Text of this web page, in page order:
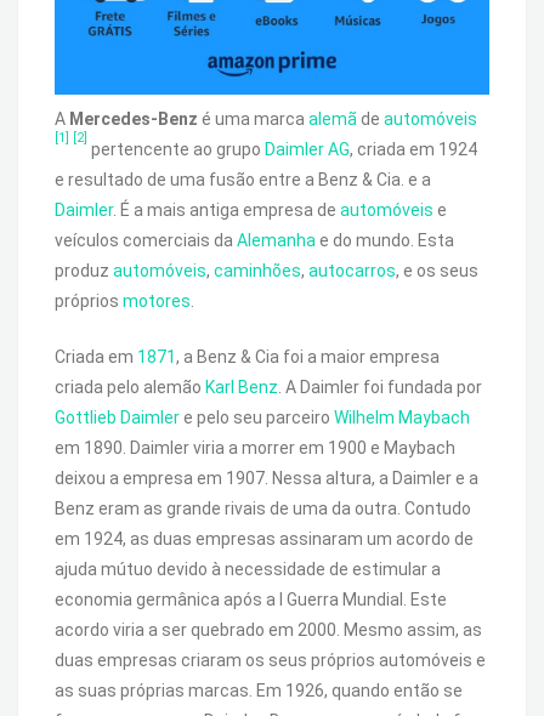
A Mercedes-Benz é uma marca alemã de automóveis
[1] [2]
pertencente ao grupo Daimler AG, criada em 1924
e resultado de uma fusão entre a Benz & Cia. e a
Daimler. É a mais antiga empresa de automóveis e
veículos comerciais da Alemanha e do mundo. Esta
produz automóveis, caminhões, autocarros, e os seus
próprios motores
Criada em 1871, a Benz & Cia foi a maior empresa
criada pelo alemão Karl Benz . A Daimler foi fundada por
Gottlieb Daimlere pelo seu parceiro Wilhelm Maybach
em 1890. Daimler viria a morrer em 1900 e Maybach
deixou a empresa em 1907. Nessa altura, a Daimler e a
Benz eram as grande rivais de uma da outra. Contudo
em 1924, as duas empresas assinaram um acordo de
ajuda mútuo devido à necessidade de estimular a
economia germânica após a I Guerra Mundial. Este
acordo viria a ser quebrado em 2000. Mesmo assim, as
duas empresas criaram os seus próprios automóveis e
as suas próprias marcas. Em 1926, quando então se